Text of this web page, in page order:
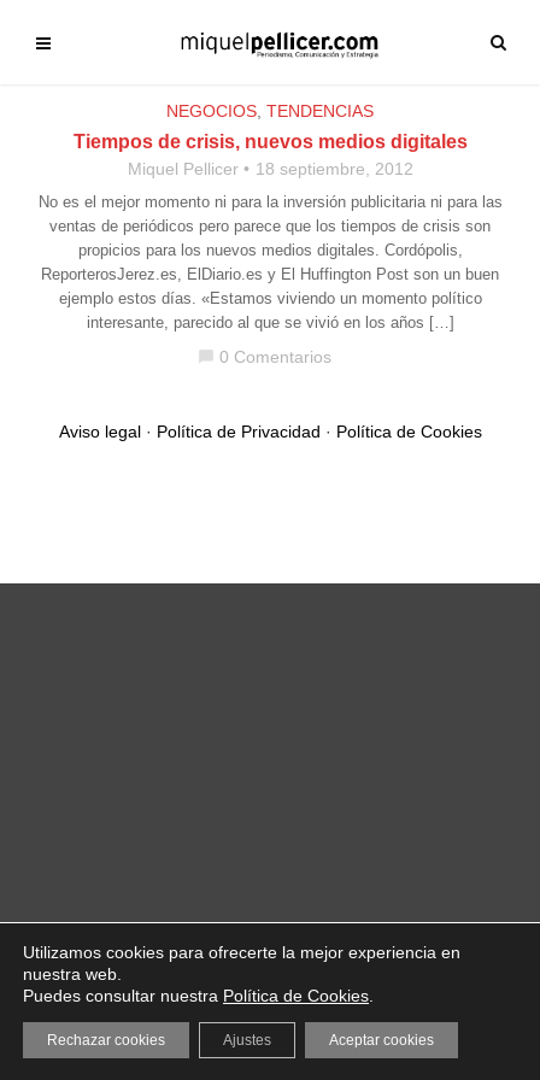
NEGOCIOS TENDENCIAS
Tiempos de crisis, nuevos medios digitales
Miquel Pellicer 18 septiembre, 2012
No es el mejor momento ni para la inversión publicitaria ni para las
ventas de periódicos pero parece que los tiempos de crisis son
propicios para los nuevos medios digitales. Cordópolis,
ReporterosJerez.es, ElDiario.es y El Huffington Post son un buen
ejemplo estos días. «Estamos viviendo un momento político
interesante, parecido al que se vivió en los años […]
chat_bubble 0 Comentarios
Aviso legal· Política de Privacidad · Política de Cookies
Utilizamos cookies para ofrecerte la mejor experiencia en
nuestra web.
Puedes consultar nuestra Política de Cookies
Aceptar cookies
Rechazar cookies Ajustes